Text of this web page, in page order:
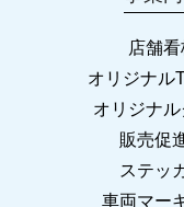
店舗看
オリジナル
オリジナ
販売促
ステッ
車両マー